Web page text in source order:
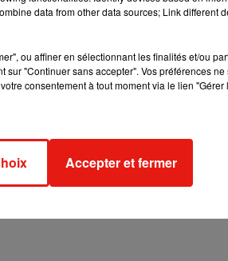
concours, notamment pour l’enregistrement de la
pour exercer vos droits,reportez-vous à la notice
data from other data sources; Link different
ou affiner en sélectionnant les finalités et/ou
sur "Continuer sans accepter". Vos préférences
consentement à tout moment via le lien
Accepter et fermer